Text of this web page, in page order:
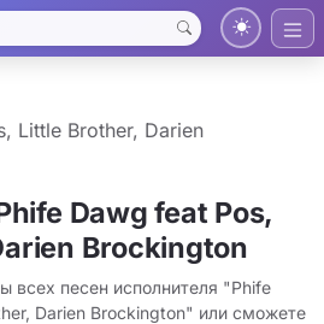
Little Brother, Darien
Dawg feat Pos,
Brockington
всех песен исполнителя "Phife
Darien Brockington" или сможете